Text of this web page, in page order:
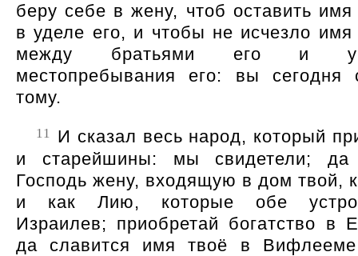
беру себе в жену, чтоб оставить
в уделе его, и чтобы не исчезло
между братьями его и
местопребывания его: вы сегодня
тому.
11
И сказал весь народ, который
и старейшины: мы свидетели; да
Господь жену, входящую в дом твой,
и как Лию, которые обе
Израилев; приобретай богатство в
да славится имя твоё в